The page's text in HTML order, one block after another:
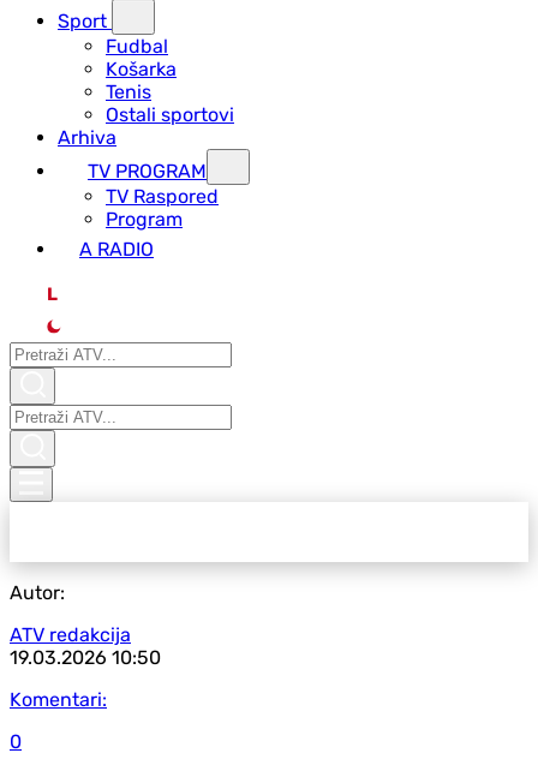
Sport
Fudbal
Košarka
Tenis
Ostali sportovi
Arhiva
TV PROGRAM
ТV Raspored
Program
A RADIO
L
Autor:
ATV redakcija
19.03.2026 10:50
Komentari:
0